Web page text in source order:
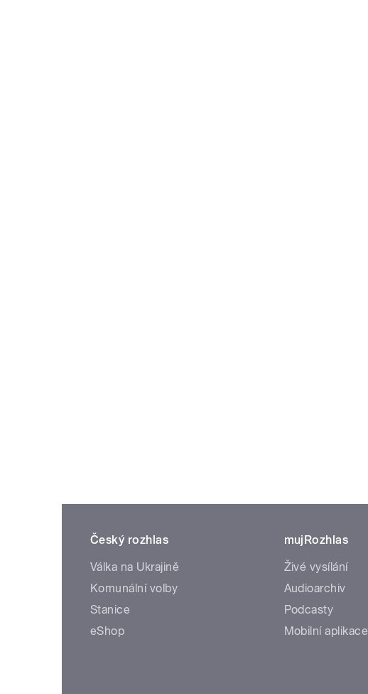
Český rozhlas
Válka na Ukrajině
Komunální volby
Stanice
eShop
mujRozhlas
Živé vysílání
Audioarchiv
Podcasty
Mobilní aplikace